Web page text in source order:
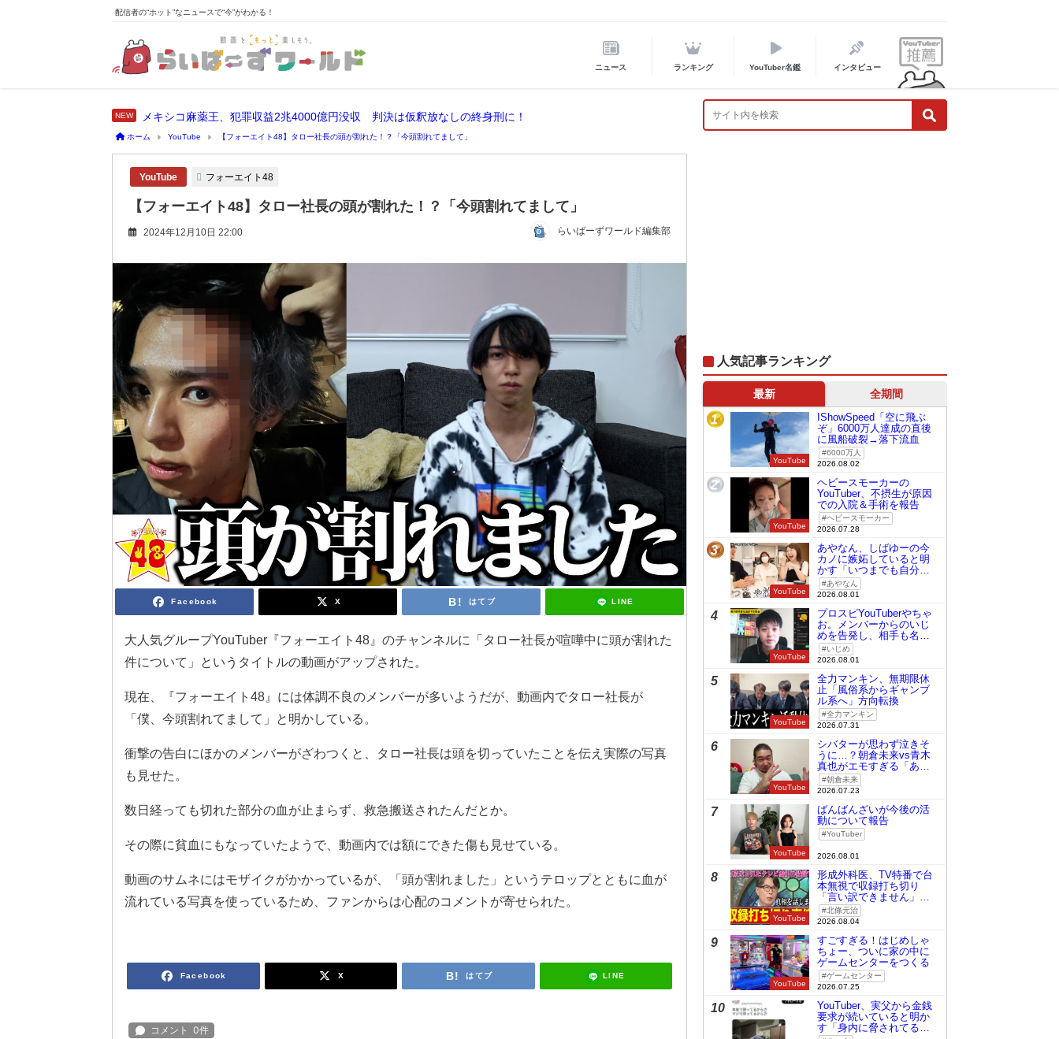
配信者の“ホット”なニュースで“今”がわかる！
ニュース ランキング YouTuber名鑑 インタビュー
メキシコ麻薬王、犯罪収益2兆4000億円没収 判決は仮釈放なしの終身刑に！
ホーム YouTube 【フォーエイト48】タロー社長の頭が割れた！？「今頭割れてまして」
YouTube フォーエイト48
【フォーエイト48】タロー社長の頭が割れた！？「今頭割れてまして」
2024年12月10日 22:00 らいばーずワールド編集部
Facebook X はてブ LINE
大人気グループYouTuber『フォーエイト48』のチャンネルに「タロー社長が喧嘩中に頭が割れた
件について」というタイトルの動画がアップされた。
現在、『フォーエイト48』には体調不良のメンバーが多いようだが、動画内でタロー社長が
「僕、今頭割れてまして」と明かしている。
衝撃の告白にほかのメンバーがざわつくと、タロー社長は頭を切っていたことを伝え実際の写真
も見せた。
数日経っても切れた部分の血が止まらず、救急搬送されたんだとか。
その際に貧血にもなっていたようで、動画内では額にできた傷も見せている。
動画のサムネにはモザイクがかかっているが、「頭が割れました」というテロップとともに血が
流れている写真を使っているため、ファンからは心配のコメントが寄せられた。
Facebook X はてブ LINE
人気記事ランキング
最新 全期間
1
YouTube
IShowSpeed「空に飛ぶ
ぞ」6000万人達成の直後
に風船破裂→落下流血
6000万人
2026.08.02
2
YouTube
ヘビースモーカーの
YouTuber、不摂生が原因
での入院＆手術を報告
ヘビースモーカー
2026.07.28
3
YouTube
あやなん、しばゆーの今
カノに嫉妬していると明
かす「いつまでも自分の
ものみたいに…」
あやなん
2026.08.01
4
YouTube
プロスピYouTuberやちゃ
お。メンバーからのいじ
めを告発し、相手も名指
しで批判
いじめ
2026.08.01
5
YouTube
全力マンキン、無期限休
止「風俗系からギャンブ
ル系へ」方向転換
全力マンキン
2026.07.31
6
YouTube
シバターが思わず泣きそ
うに…？朝倉未来vs青木
真也がエモすぎる「あの
時の桜庭和志は今の青木
真也」
朝倉未来
2026.07.23
7
YouTube
ばんばんざいが今後の活
動について報告
YouTuber
2026.08.01
8
YouTube
形成外科医、TV特番で台
本無視で収録打ち切り
「言い訳できません」と
謝罪北條元治
2026.08.04
9
YouTube
すごすぎる！はじめしゃ
ちょー、ついに家の中に
ゲームセンターをつくる
ゲームセンター
2026.07.25
10
YouTuber、実父から金銭
要求が続いていると明か
す「身内に脅されてる